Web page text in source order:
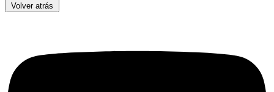
Volver atrás